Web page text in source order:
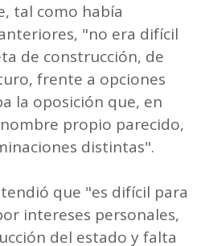
tal como había
"no era difícil
de construcción, de
frente a opciones
la oposición que, en
propio parecido,
distintas".
que "es difícil para
intereses personales,
del estado y falta